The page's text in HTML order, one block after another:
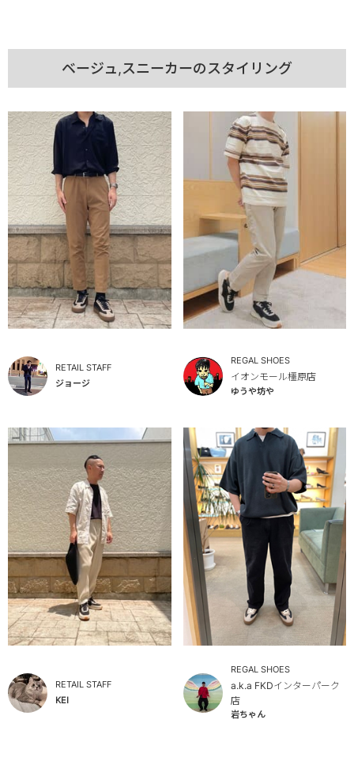
ベージュ,スニーカーのスタイリング
RETAIL STAFF
ジョージ
REGAL SHOES
イオンモール橿原店
ゆうや坊や
RETAIL STAFF
KEI
REGAL SHOES
a.k.a FKDインターパーク
店
岩ちゃん